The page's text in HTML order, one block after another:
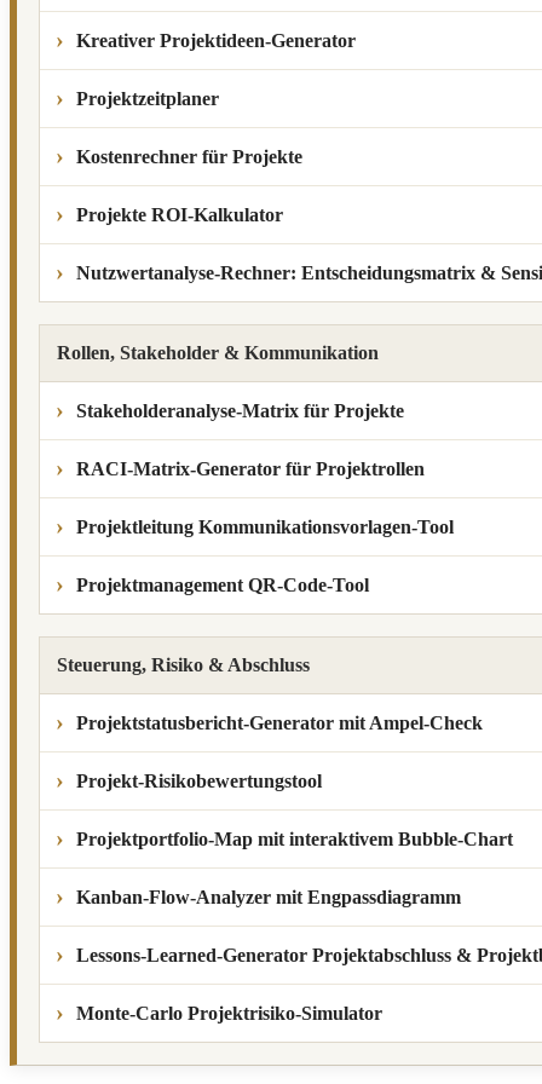
Kreativer Projektideen-Generator
Projektzeitplaner
Kostenrechner für Projekte
Projekte ROI-Kalkulator
Nutzwertanalyse-Rechner: Entscheidungsmatrix &
Rollen, Stakeholder & Kommunikation
Stakeholderanalyse-Matrix für Projekte
RACI-Matrix-Generator für Projektrollen
Projektleitung Kommunikationsvorlagen-Tool
Projektmanagement QR-Code-Tool
Steuerung, Risiko & Abschluss
Projektstatusbericht-Generator mit Ampel-Check
Projekt-Risikobewertungstool
Projektportfolio-Map mit interaktivem Bubble-Chart
Kanban-Flow-Analyzer mit Engpassdiagramm
Lessons-Learned-Generator Projektabschluss &
Monte-Carlo Projektrisiko-Simulator